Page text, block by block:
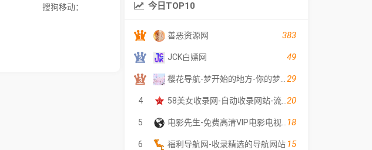
搜狗移动： 今日TOP10
善恶资源网 383
JCK白嫖网 49
29
4 58美女收录网-自动收录网站-流量交换-自动链20
5 18
6 福利导航网-收录精选的导航网站 15